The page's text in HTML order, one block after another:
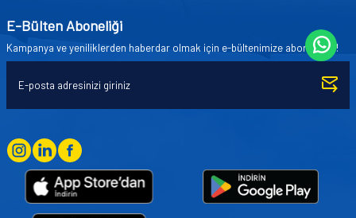
E-Bülten Aboneliği
Kampanya ve yeniliklerden haberdar olmak için e-bültenimize abone olun!